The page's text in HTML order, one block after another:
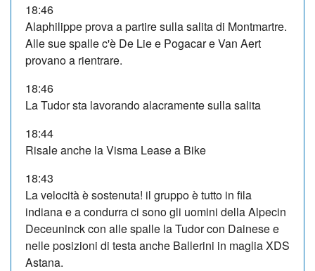
18:46
Alaphilippe prova a partire sulla salita di Montmartre.
Alle sue spalle c'è De Lie e Pogacar e Van Aert
provano a rientrare.
18:46
La Tudor sta lavorando alacramente sulla salita
18:44
Risale anche la Visma Lease a Bike
18:43
La velocità è sostenuta! il gruppo è tutto in fila
indiana e a condurra ci sono gli uomini della Alpecin
Deceuninck con alle spalle la Tudor con Dainese e
nelle posizioni di testa anche Ballerini in maglia XDS
Astana.